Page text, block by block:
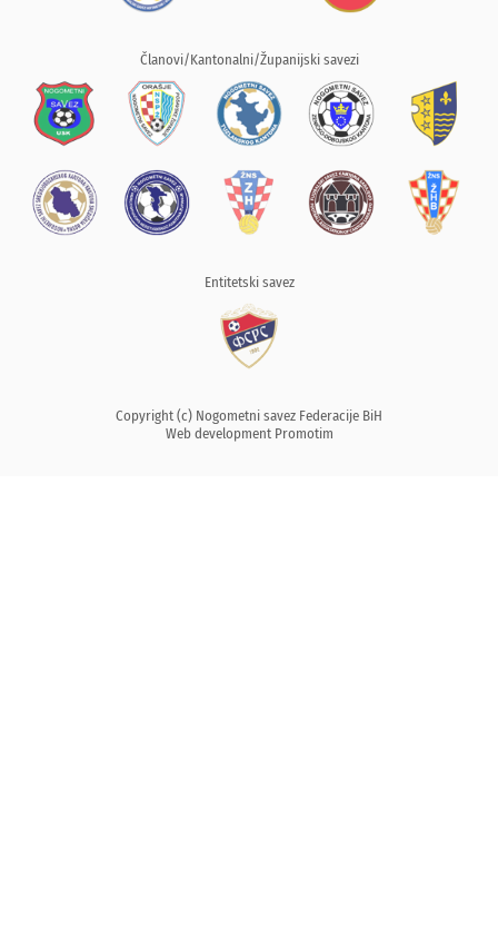
Članovi/Kantonalni/Županijski savezi
Entitetski savez
Copyright (c) Nogometni savez Federacije BiH
Web development Promotim